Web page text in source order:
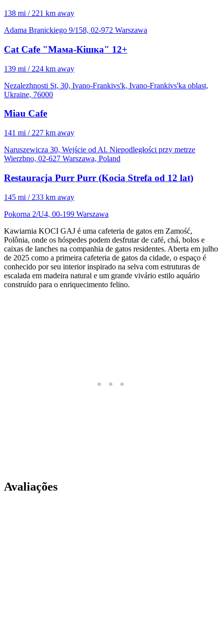
138 mi / 221 km away
Adama Branickiego 9/158, 02-972 Warszawa
Cat Cafe "Мама-Кішка" 12+
139 mi / 224 km away
Nezalezhnosti St, 30, Ivano-Frankivs'k, Ivano-Frankivs'ka oblast,
Ukraine, 76000
Miau Cafe
141 mi / 227 km away
Naruszewicza 30, Wejście od Al. Niepodległości przy metrze
Wierzbno, 02-627 Warszawa, Poland
Restauracja Purr Purr (Kocia Strefa od 12 lat)
145 mi / 233 km away
Pokorna 2/U4, 00-199 Warszawa
Kawiarnia KOCI GAJ é uma cafeteria de gatos em Zamość,
Polônia, onde os hóspedes podem desfrutar de café, chá, bolos e
caixas de lanches na companhia de gatos residentes. Aberta em julho
de 2025 como a primeira cafeteria de gatos da cidade, o espaço é
conhecido por seu interior inspirado na selva com estruturas de
escalada em madeira natural e um grande vivário estilo aquário
construído para o enriquecimento felino.
Avaliações